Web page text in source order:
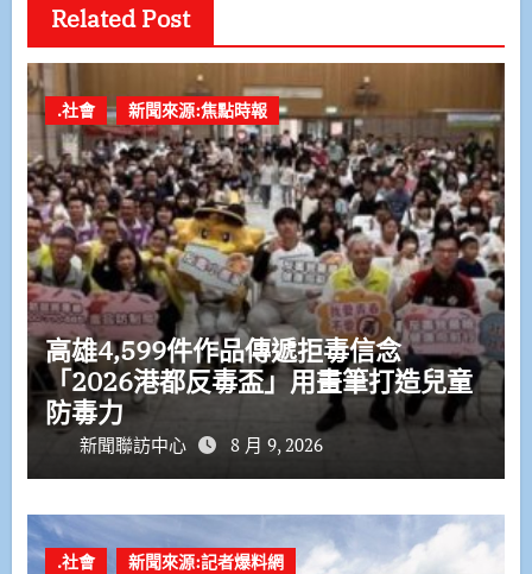
Related Post
.社會 新聞來源:焦點時報
高雄4,599件作品傳遞拒毒信念
「2026港都反毒盃」用畫筆打造兒童
防毒力
新聞聯訪中心 8 月 9, 2026
.社會 新聞來源:記者爆料網